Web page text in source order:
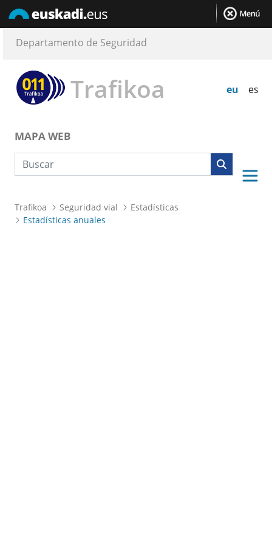
Trafikoa eu es
Departamento de Seguridad
MAPA WEB
Búsqueda web
Trafikoa Seguridad vial
Estadísticas
Estadísticas anuales